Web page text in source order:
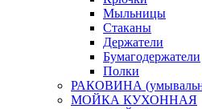
Мыльницы
Стаканы
Держатели
Бумагодержатели
Полки
РАКОВИНА
МОЙКА КУХОННАЯ